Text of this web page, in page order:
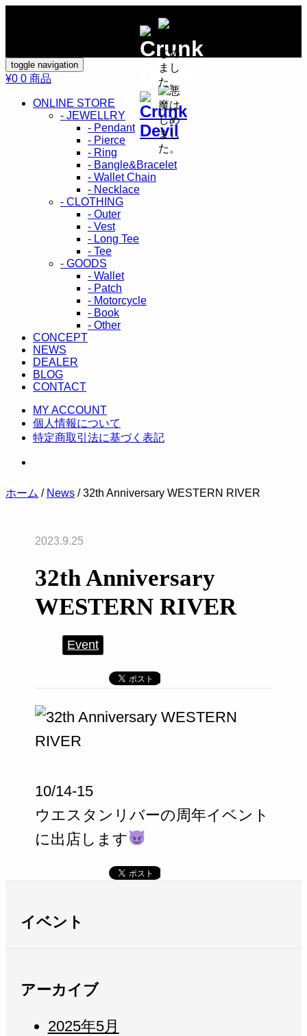
toggle navigation
¥0 0 商品
ONLINE STORE
- JEWELLRY
- Pendant
- Pierce
- Ring
- Bangle&Bracelet
- Wallet Chain
- Necklace
- CLOTHING
- Outer
- Vest
- Long Tee
- Tee
- GOODS
- Wallet
- Patch
- Motorcycle
- Book
- Other
CONCEPT
NEWS
DEALER
BLOG
CONTACT
MY ACCOUNT
個人情報について
特定商取引法に基づく表記
ホーム / News / 32th Anniversary WESTERN RIVER
2023.9.25
32th Anniversary
WESTERN RIVER
Event
10/14-15
ウエスタンリバーの周年イベント
に出店します
イベント
アーカイブ
2025年5月